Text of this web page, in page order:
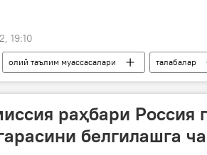
19:10
олий таълим муассасалари талабалар
раҳбари Россия
белгилашга